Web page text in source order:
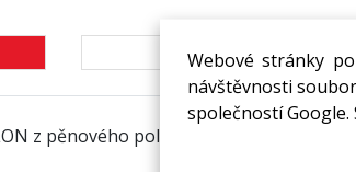
Webové stránky
návštěvnosti
společností
Ke stažení
z pěnového polyetylenu laminované